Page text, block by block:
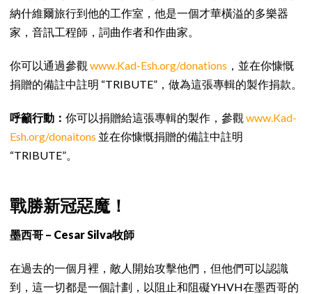
納什維爾旅行到他的工作室，他是一個才華橫溢的多樂器
家，音訊工程師，詞曲作者和作曲家。
你可以通過參觀 www.Kad-Esh.org/donations ，並在你慷慨
捐贈的備註中註明 “TRIBUTE”，做為這張專輯的製作捐款。
呼籲行動： 你可以捐贈給這張專輯的製作，參觀 www.Kad-
Esh.org/donaitons 並在你慷慨捐贈的備註中註明
“TRIBUTE”。
戰勝新冠惡魔！
墨西哥 – Cesar Silva牧師
在過去的一個月裡，敵人開始攻擊他們，但他們可以認識
到，這一切都是一個計劃，以阻止和阻礙YHVH在墨西哥的